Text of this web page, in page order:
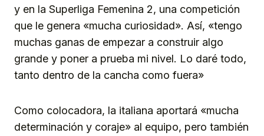
y en la Superliga Femenina 2, una competición
que le genera «mucha curiosidad». Así, «tengo
muchas ganas de empezar a construir algo
grande y poner a prueba mi nivel. Lo daré todo,
tanto dentro de la cancha como fuera»
Como colocadora, la italiana aportará «mucha
determinación y coraje» al equipo, pero también